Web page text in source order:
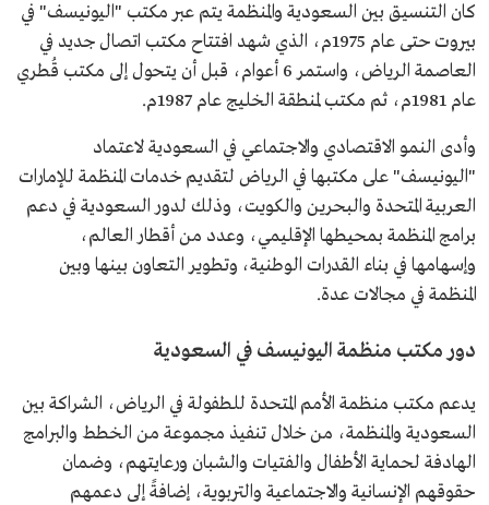
كان التنسيق بين السعودية والمنظمة يتم عبر مكتب "اليونيسف" في
بيروت حتى عام 1975م، الذي شهد افتتاح مكتب اتصال جديد في
العاصمة الرياض، واستمر 6 أعوام، قبل أن يتحول إلى مكتب قُطري
عام 1981م، ثم مكتب لمنطقة الخليج عام 1987م.
وأدى النمو الاقتصادي والاجتماعي في السعودية لاعتماد
"اليونيسف" على مكتبها في الرياض لتقديم خدمات المنظمة للإمارات
العربية المتحدة والبحرين والكويت، وذلك لدور السعودية في دعم
برامج المنظمة بمحيطها الإقليمي، وعدد من أقطار العالم،
وإسهامها في بناء القدرات الوطنية، وتطوير التعاون بينها وبين
المنظمة في مجالات عدة.
دور مكتب منظمة اليونيسف في السعودية
يدعم مكتب منظمة الأمم المتحدة للطفولة في الرياض، الشراكة بين
السعودية والمنظمة، من خلال تنفيذ مجموعة من الخطط والبرامج
الهادفة لحماية الأطفال والفتيات والشبان ورعايتهم، وضمان
حقوقهم الإنسانية والاجتماعية والتربوية، إضافةً إلى دعمهم